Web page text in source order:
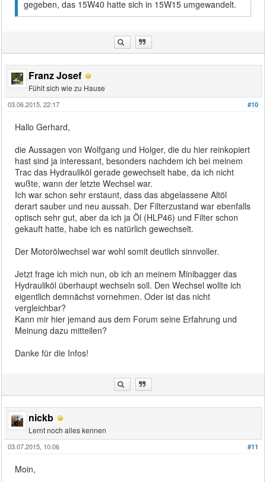
gegeben, das 15W40 hatte sich in 15W15 umgewandelt.
Franz Josef
Fühlt sich wie zu Hause
#10
03.06.2015, 22:17
Hallo Gerhard,
die Aussagen von Wolfgang und Holger, die du hier reinkopiert
hast sind ja interessant, besonders nachdem ich bei meinem
Trac das Hydrauliköl gerade gewechselt habe, da ich nicht
wußte, wann der letzte Wechsel war.
Ich war schon sehr erstaunt, dass das abgelassene Altöl
derart sauber und neu aussah. Der Filterzustand war ebenfalls
optisch sehr gut, aber da ich ja Öl (HLP46) und Filter schon
gekauft hatte, habe ich es natürlich gewechselt.
Der Motorölwechsel war wohl somit deutlich sinnvoller.
Jetzt frage ich mich nun, ob ich an meinem Minibagger das
Hydrauliköl überhaupt wechseln soll. Den Wechsel wollte ich
eigentlich demnächst vornehmen. Oder ist das nicht
vergleichbar?
Kann mir hier jemand aus dem Forum seine Erfahrung und
Meinung dazu mitteilen?
Danke für die Infos!
nickb
Lernt noch alles kennen
#11
03.07.2015, 10:06
Moin,